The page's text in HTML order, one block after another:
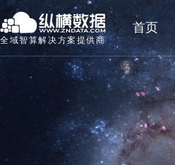
全域智算解决方案提供商
首页